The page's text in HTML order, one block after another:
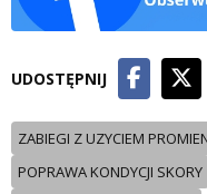
UDOSTĘPNIJ
ZABIEGI Z UZYCIEM
POPRAWA KONDYCJI SKORY